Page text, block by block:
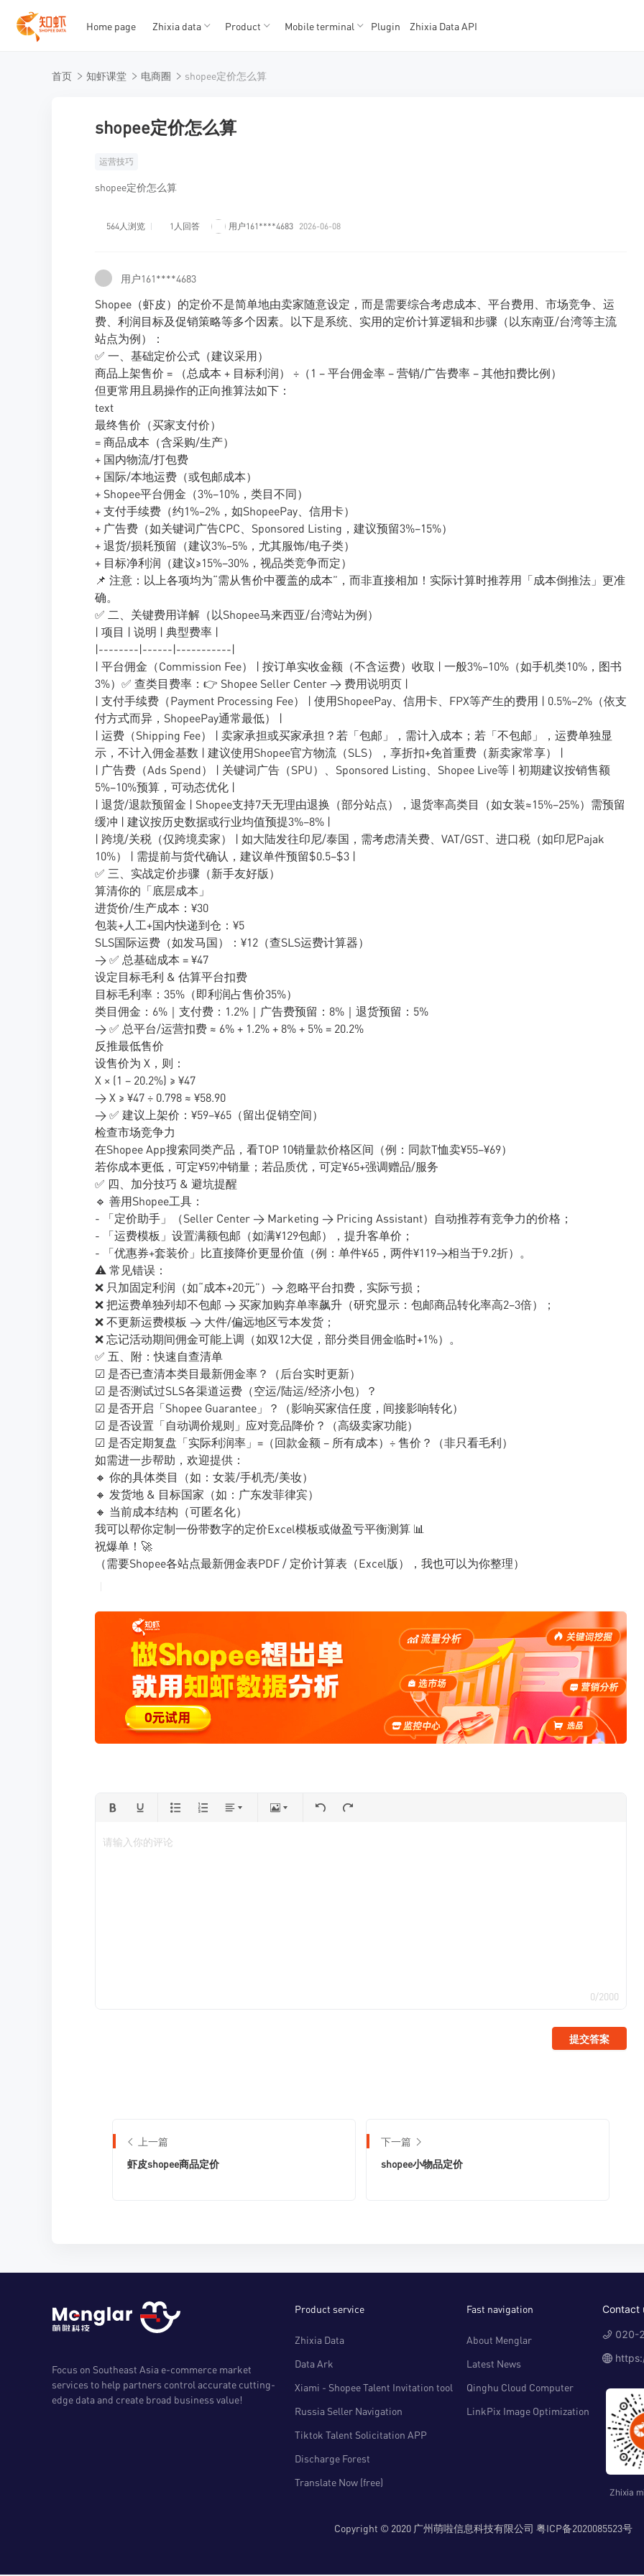
TK数据
TK数据
Home page Zhixia data Product Mobile terminal Plugin Zhixia Data API
首页 知虾课堂 电商圈 shopee定价怎么算
shopee定价怎么算
运营技巧
shopee定价怎么算
564人浏览 1人回答 用户161****4683 2026-06-08
用户161****4683
Shopee（虾皮）的定价不是简单地由卖家随意设定，而是需要综合考虑成本、平台费用、市场竞争、运
费、利润目标及促销策略等多个因素。以下是系统、实用的定价计算逻辑和步骤（以东南亚/台湾等主流
站点为例）：
✅ 一、基础定价公式（建议采用）
商品上架售价 = （总成本 + 目标利润） ÷（1 − 平台佣金率 − 营销/广告费率 − 其他扣费比例）
但更常用且易操作的正向推算法如下：
text
最终售价（买家支付价）
= 商品成本（含采购/生产）
+ 国内物流/打包费
+ 国际/本地运费（或包邮成本）
+ Shopee平台佣金（3%–10%，类目不同）
+ 支付手续费（约1%–2%，如ShopeePay、信用卡）
+ 广告费（如关键词广告CPC、Sponsored Listing，建议预留3%–15%）
+ 退货/损耗预留（建议3%–5%，尤其服饰/电子类）
+ 目标净利润（建议≥15%–30%，视品类竞争而定）
📌 注意：以上各项均为“需从售价中覆盖的成本”，而非直接相加！实际计算时推荐用「成本倒推法」更准
确。
✅ 二、关键费用详解（以Shopee马来西亚/台湾站为例）
| 项目 | 说明 | 典型费率 |
|--------|------|-----------|
| 平台佣金（Commission Fee） | 按订单实收金额（不含运费）收取 | 一般3%–10%（如手机类10%，图书
3%）✅ 查类目费率：👉 Shopee Seller Center → 费用说明页 |
| 支付手续费（Payment Processing Fee） | 使用ShopeePay、信用卡、FPX等产生的费用 | 0.5%–2%（依支
付方式而异，ShopeePay通常最低） |
| 运费（Shipping Fee） | 卖家承担或买家承担？若「包邮」，需计入成本；若「不包邮」，运费单独显
示，不计入佣金基数 | 建议使用Shopee官方物流（SLS），享折扣+免首重费（新卖家常享） |
| 广告费（Ads Spend） | 关键词广告（SPU）、Sponsored Listing、Shopee Live等 | 初期建议按销售额
5%–10%预算，可动态优化 |
| 退货/退款预留金 | Shopee支持7天无理由退换（部分站点），退货率高类目（如女装≈15%–25%）需预留
缓冲 | 建议按历史数据或行业均值预提3%–8% |
| 跨境/关税（仅跨境卖家） | 如大陆发往印尼/泰国，需考虑清关费、VAT/GST、进口税（如印尼Pajak
10%） | 需提前与货代确认，建议单件预留$0.5–$3 |
✅ 三、实战定价步骤（新手友好版）
算清你的「底层成本」
进货价/生产成本：¥30
包装+人工+国内快递到仓：¥5
SLS国际运费（如发马国）：¥12（查SLS运费计算器）
→ ✅ 总基础成本 = ¥47
设定目标毛利 & 估算平台扣费
目标毛利率：35%（即利润占售价35%）
类目佣金：6%｜支付费：1.2%｜广告费预留：8%｜退货预留：5%
→ ✅ 总平台/运营扣费 ≈ 6% + 1.2% + 8% + 5% = 20.2%
反推最低售价
设售价为 X，则：
X × (1 − 20.2%) ≥ ¥47
→ X ≥ ¥47 ÷ 0.798 ≈ ¥58.90
→ ✅ 建议上架价：¥59–¥65（留出促销空间）
检查市场竞争力
在Shopee App搜索同类产品，看TOP 10销量款价格区间（例：同款T恤卖¥55–¥69）
若你成本更低，可定¥59冲销量；若品质优，可定¥65+强调赠品/服务
✅ 四、加分技巧 & 避坑提醒
🔹 善用Shopee工具：
- 「定价助手」（Seller Center → Marketing → Pricing Assistant）自动推荐有竞争力的价格；
- 「运费模板」设置满额包邮（如满¥129包邮），提升客单价；
- 「优惠券+套装价」比直接降价更显价值（例：单件¥65，两件¥119→相当于9.2折）。
⚠️ 常见错误：
❌ 只加固定利润（如“成本+20元”）→ 忽略平台扣费，实际亏损；
❌ 把运费单独列却不包邮 → 买家加购弃单率飙升（研究显示：包邮商品转化率高2–3倍）；
❌ 不更新运费模板 → 大件/偏远地区亏本发货；
❌ 忘记活动期间佣金可能上调（如双12大促，部分类目佣金临时+1%）。
✅ 五、附：快速自查清单
☑ 是否已查清本类目最新佣金率？（后台实时更新）
☑ 是否测试过SLS各渠道运费（空运/陆运/经济小包）？
☑ 是否开启「Shopee Guarantee」？（影响买家信任度，间接影响转化）
☑ 是否设置「自动调价规则」应对竞品降价？（高级卖家功能）
☑ 是否定期复盘「实际利润率」=（回款金额 − 所有成本）÷ 售价？（非只看毛利）
如需进一步帮助，欢迎提供：
🔸 你的具体类目（如：女装/手机壳/美妆）
🔸 发货地 & 目标国家（如：广东发菲律宾）
🔸 当前成本结构（可匿名化）
我可以帮你定制一份带数字的定价Excel模板或做盈亏平衡测算 📊
祝爆单！🚀
（需要Shopee各站点最新佣金表PDF / 定价计算表（Excel版），我也可以为你整理）
0/2000
请输入你的评论
提交答案
上一篇
虾皮shopee商品定价
下一篇
shopee小物品定价
Focus on Southeast Asia e-commerce market
services to help partners control accurate cutting-
edge data and create broad business value!
Product service
Zhixia Data
Data Ark
Xiami - Shopee Talent Invitation tool
Russia Seller Navigation
Tiktok Talent Solicitation APP
Discharge Forest
Translate Now (free)
Fast navigation
About Menglar
Latest News
Qinghu Cloud Computer
LinkPix Image Optimization
Contact
020-
Zhixia
Copyright © 2020 广州萌啦信息科技有限公司 粤ICP备2020085523号